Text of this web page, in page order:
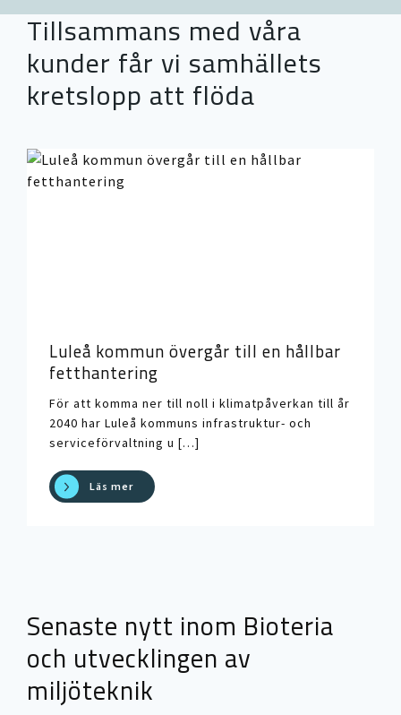
Tillsammans med våra
kunder får vi samhällets
kretslopp att flöda
Luleå kommun övergår till en hållbar
fetthantering
För att komma ner till noll i klimatpåverkan till år
2040 har Luleå kommuns infrastruktur- och
serviceförvaltning u […]
Läs mer
Senaste nytt inom Bioteria
och utvecklingen av
miljöteknik